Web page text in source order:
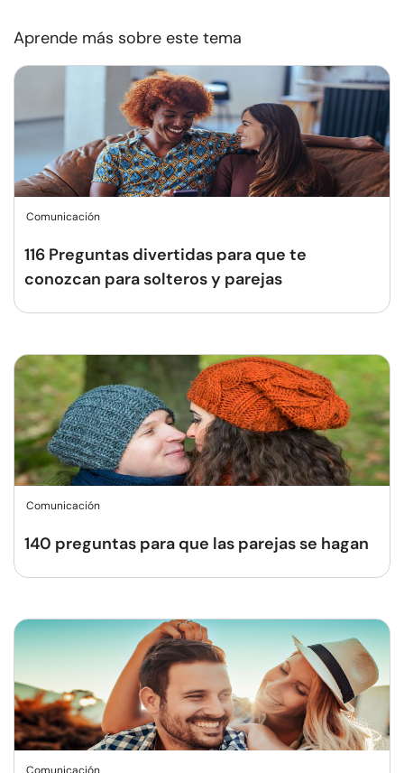
Aprende más sobre este tema
Comunicación
116 Preguntas divertidas para que te
conozcan para solteros y parejas
Comunicación
140 preguntas para que las parejas se hagan